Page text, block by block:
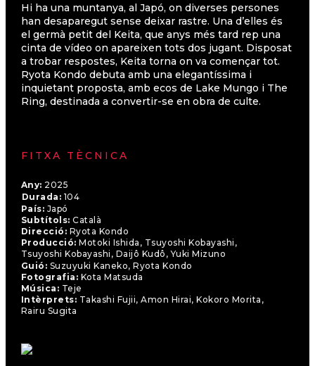
Hi ha una muntanya, al Japó, on diverses persones
han desaparegut sense deixar rastre. Una d’elles és
el germà petit del Keita, que anys més tard rep una
cinta de vídeo on apareixen tots dos jugant. Disposat
a trobar respostes, Keita torna on va començar tot.
Ryota Kondo debuta amb una elegantíssima i
inquietant proposta, amb ecos de Lake Mungo i The
Ring, destinada a convertir-se en obra de culte.
FITXA TÈCNICA
Any: 2025
Durada: 104
País: Japó
Subtítols: Català
Direcció: Ryota Kondo
Producció: Motoki Ishida, Tsuyoshi Kobayashi,
Tsuyoshi Kobayashi, Daijô Kudô, Yuki Mizuno
Guió: Suzuyuki Kaneko, Ryota Kondo
Fotografia: Kota Matsuda
Música: Teje
Intèrprets: Takashi Fujii, Amon Hirai, Kokoro Morita,
Rairu Sugita